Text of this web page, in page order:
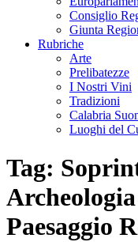
Consiglio
Giunta
Rubriche
Arte
Prelibatezze
I Nostri Vini
Tradizioni
Calabria
Luoghi del
Tag:
Paesaggio